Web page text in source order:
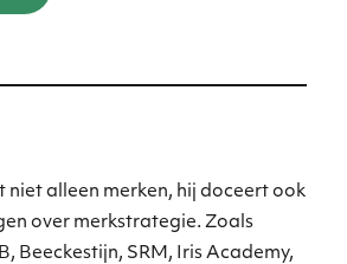
niet alleen merken, hij doceert ook
over merkstrategie. Zoals
Beeckestijn, SRM, Iris Academy,